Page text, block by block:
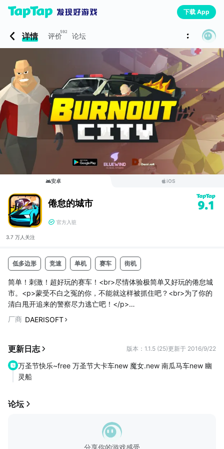
下载 App
详情 评价592 论坛
安卓 iOS
倦怠的城市 9.1
官方入驻
3.7 万人 关注
低多边形 竞速 单机 赛车 街机
简单！刺激！超好玩的赛车！<br>尽情体验极简单又好玩的倦怠城
市。<p>蒙受不白之冤的你，不能就这样被抓住吧？<br>为了你的
清白甩开追来的警察尽力逃亡吧！</p>
<p>惊心、痛快！现在马上感受这两种乐趣！</p>
- 数十种车辆的不同车型和特征！<br> - 与世界众多好友竞争排
名！</p>
<p><br>** 强烈推荐给这类人群！</p>
<p> - 像马路对面的朋友一样喜...
厂商 DAERISOFT
更新日志 版本：1.1.5 (25)更新于 2016/9/22
万圣节快乐~free 万圣节大卡车new 魔女.new 南瓜马车new 幽
灵船
论坛
分享你的游戏感受